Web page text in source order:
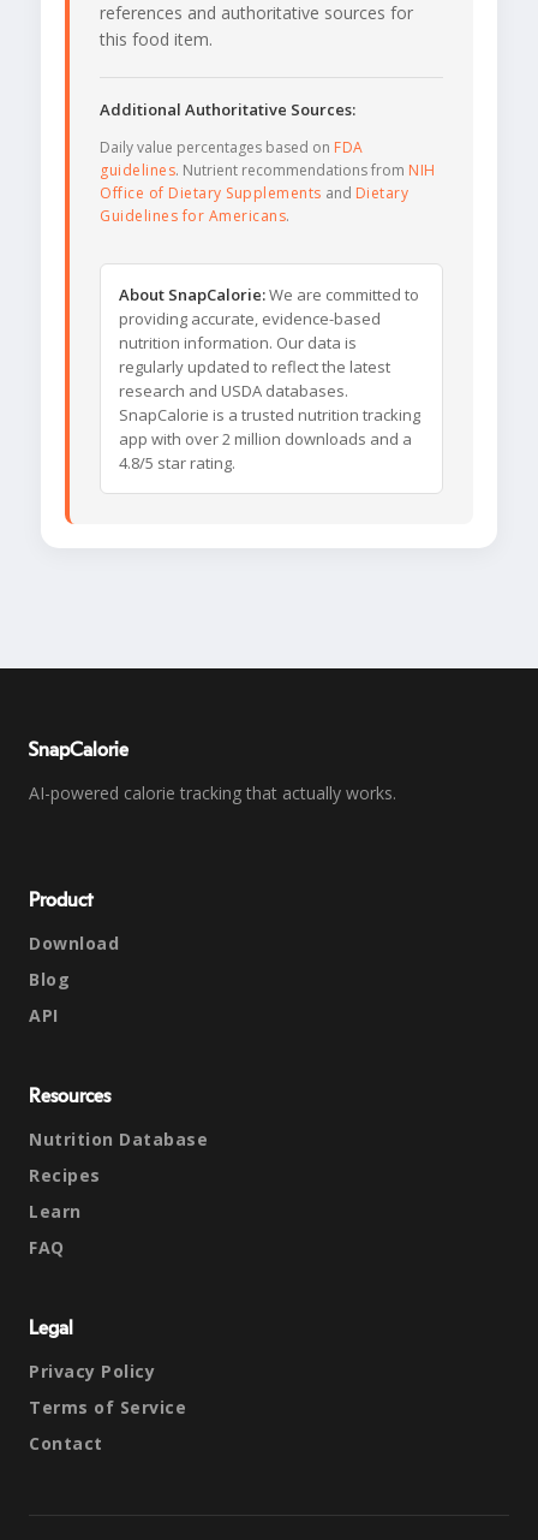
references and authoritative sources for
this food item.
Additional Authoritative Sources:
Daily value percentages based on FDA
guidelines. Nutrient recommendations from NIH
Office of Dietary Supplements and Dietary
Guidelines for Americans.
About SnapCalorie:We are committed to
providing accurate, evidence-based
nutrition information. Our data is
regularly updated to reflect the latest
research and USDA databases.
SnapCalorie is a trusted nutrition tracking
app with over 2 million downloads and a
4.8/5 star rating.
SnapCalorie
AI-powered calorie tracking that actually works.
Product
Download
Blog
API
Resources
Nutrition Database
Recipes
Learn
FAQ
Legal
Privacy Policy
Terms of Service
Contact